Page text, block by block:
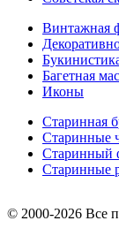
Винтажная
Багетная
Иконы
Старинная
Старинные
Старинный
Старинные
© 2000-2026 Все